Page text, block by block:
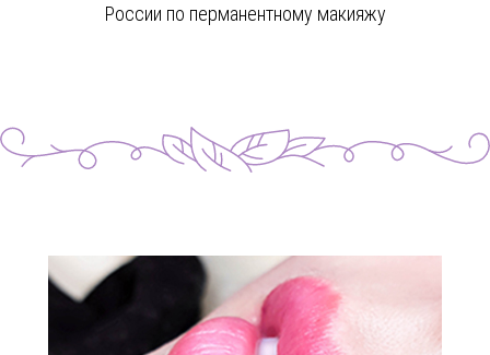
России по перманентному макияжу